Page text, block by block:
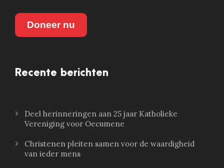
Doneer nu
Recente berichten
Deel herinneringen aan 25 jaar Katholieke
Vereniging voor Oecumene
Christenen pleiten samen voor de waardigheid
van ieder mens